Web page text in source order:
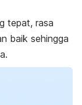
tepat, rasa
baik sehingga